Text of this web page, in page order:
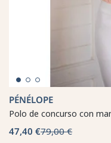
PÉNÉLOPE
Polo de concurso con
47,40 €79,00 €